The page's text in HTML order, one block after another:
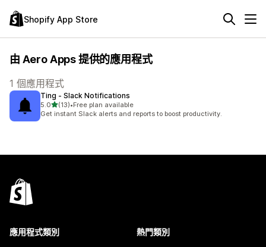
Shopify App Store
由 Aero Apps 提供的應用程式
1 個應用程式
Ting ‑ Slack Notifications
5.0滿分 5 顆星
(13)
共有 13 則評價
•Free plan available
Get instant Slack alerts and reports to boost productivity.
應用程式類別 熱門類別